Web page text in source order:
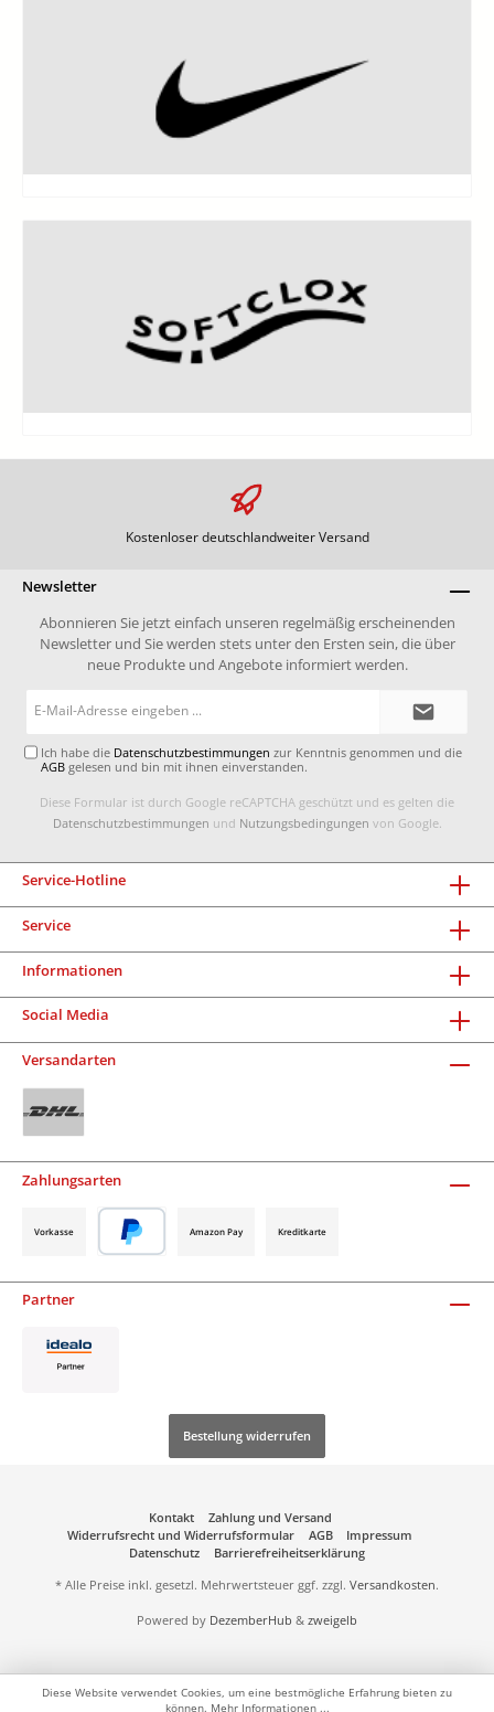
Kostenloser deutschlandweiter Versand
Newsletter
Abonnieren Sie jetzt einfach unseren regelmäßig erscheinenden
Newsletter und Sie werden stets unter den Ersten sein, die über
neue Produkte und Angebote informiert werden.
Ich habe die Datenschutzbestimmungen zur Kenntnis genommen und die
AGB gelesen und bin mit ihnen einverstanden.
Diese Formular ist durch Google reCAPTCHA geschützt und es gelten die
Datenschutzbestimmungen und Nutzungsbedingungen von Google.
Service-Hotline
Service
Informationen
Social Media
Versandarten
Zahlungsarten
Vorkasse Amazon Pay Kreditkarte
Partner
Bestellung widerrufen
Kontakt
Zahlung und Versand
Widerrufsrecht und Widerrufsformular
AGB
Impressum
Datenschutz
Barrierefreiheitserklärung
* Alle Preise inkl. gesetzl. Mehrwertsteuer ggf. zzgl. Versandkosten.
Powered by DezemberHub & zweigelb
Diese Website verwendet Cookies, um eine bestmögliche Erfahrung bieten zu
können. Mehr Informationen ...